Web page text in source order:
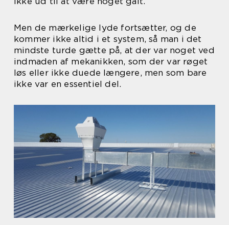
Men de mærkelige lyde fortsætter, og de
kommer ikke altid i et system, så man i det
mindste turde gætte på, at der var noget ved
indmaden af mekanikken, som der var røget
løs eller ikke duede længere, men som bare
ikke var en essentiel del.